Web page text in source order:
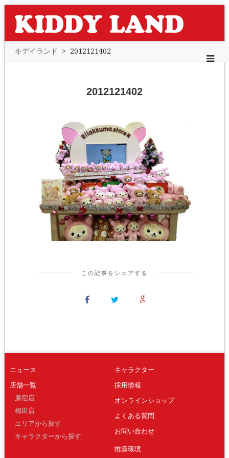
キデイランド > 2012121402
2012121402
この記事をシェアする
ニュース
店舗一覧
原宿店
梅田店
エリアから探す
キャラクターから探す
キャラクター
採用情報
オンラインショップ
よくある質問
お問い合わせ
推奨環境